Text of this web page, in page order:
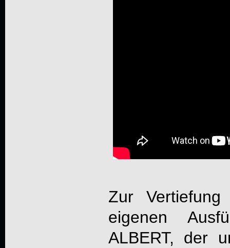
Zur
eigenen
ALBERT, der